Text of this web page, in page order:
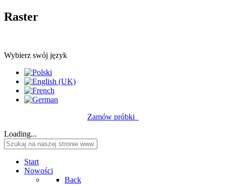
Raster
Wybierz swój język
Zamów próbki
Loading...
Start
Nowości
Back